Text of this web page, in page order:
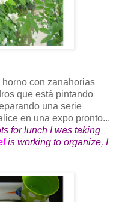
con zanahorias
que está pintando
una serie
en una expo pronto...
for lunch I was taking
is working to organize, I